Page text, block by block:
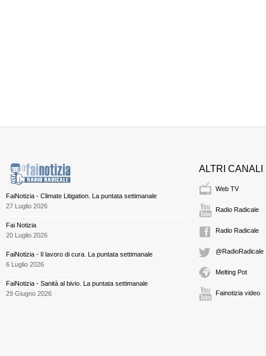
FaiNotizia - Climate Litigation. La puntata settimanale
27 Luglio 2026
Fai Notizia
20 Luglio 2026
FaiNotizia - Il lavoro di cura. La puntata settimanale
6 Luglio 2026
FaiNotizia - Sanità al bivio. La puntata settimanale
29 Giugno 2026
ALTRI CANALI
Web TV
Radio Radicale
Radio Radicale
@RadioRadicale
Melting Pot
Fainotizia video